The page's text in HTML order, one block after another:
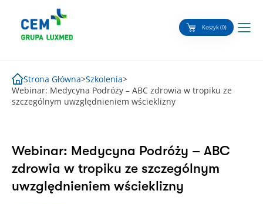
content
Koszyk (0)
Strona Główna>Szkolenia>
Webinar: Medycyna Podróży – ABC zdrowia w tropiku ze
szczególnym uwzględnieniem wścieklizny
Webinar: Medycyna Podróży – ABC
zdrowia w tropiku ze szczególnym
uwzględnieniem wścieklizny